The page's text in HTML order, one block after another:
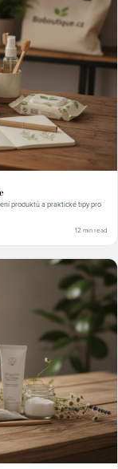
produktů a praktické tipy pro
12 min read